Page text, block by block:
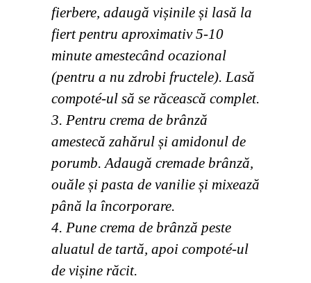
fierbere, adaugă vișinile și lasă la
fiert pentru aproximativ 5-10
minute amestecând ocazional
(pentru a nu zdrobi fructele). Lasă
compoté-ul să se răcească complet.
3. Pentru crema de brânză
amestecă zahărul și amidonul de
porumb. Adaugă cremade brânză,
ouăle și pasta de vanilie și mixează
până la încorporare.
4. Pune crema de brânză peste
aluatul de tartă, apoi compoté-ul
de vișine răcit.